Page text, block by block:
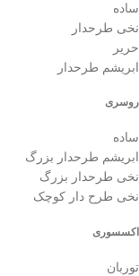
ساده
نخی طرحدار
حریر
ابریشم طرحدار
روسری
ساده
ابریشم طرحدار بزرگ
نخی طرحدار بزرگ
نخی طرح دار کوچک
اکسسوری
توربان